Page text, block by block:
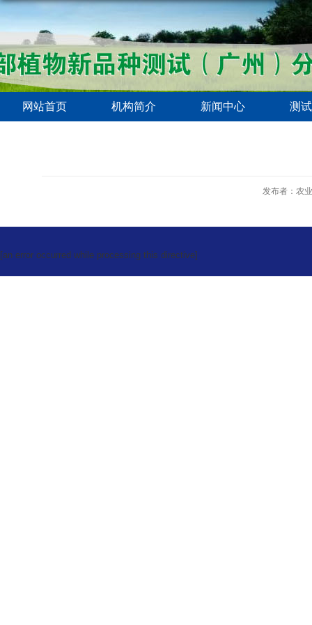
网站首页 机构简介 新闻中心 测
发布者：农
[an error occurred while processing this directive]